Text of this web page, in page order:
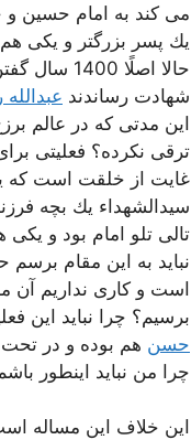
می كند به امام حسین
یك پسر بزرگتر و یكی
حالا
شهادت رساندند
این مدتی كه در عالم
ترقی نكرده؟ فعلیتی
غایت از خلقت است كه
سیدالشهداء یك بچه
تالی تلو امام بود و
نباید به این مقام برسم
است و كاری نداریم آن
برسیم؟ چرا نباید این
حسن هم بوده و در تحت
چرا من نباید اینطور
این خلاف این مساله